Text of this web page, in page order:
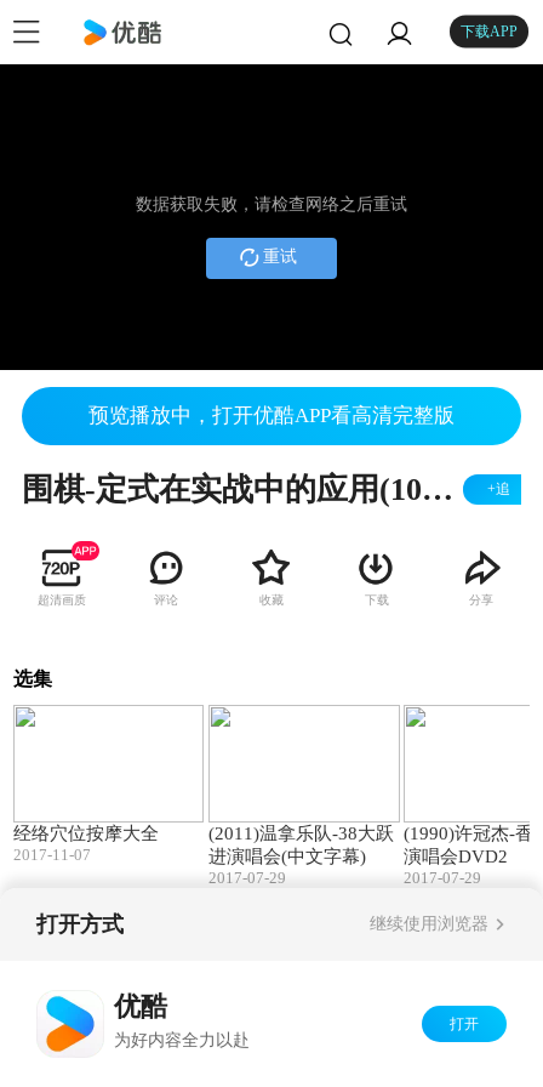
下载APP
数据获取失败，请检查网络之后重试
重试
预览播放中，打开优酷APP看高清完整版
围棋-定式在实战中的应用(100)-段嵘讲解 +追
超清画质 评论 收藏 下载 分享
选集
经络穴位按摩大全
2017-11-07
(2011)温拿乐队-38大跃
进演唱会(中文字幕)
2017-07-29
(1990)许冠杰-香
演唱会DVD2
2017-07-29
打开方式 继续使用浏览器
优酷
为好内容全力以赴
打开